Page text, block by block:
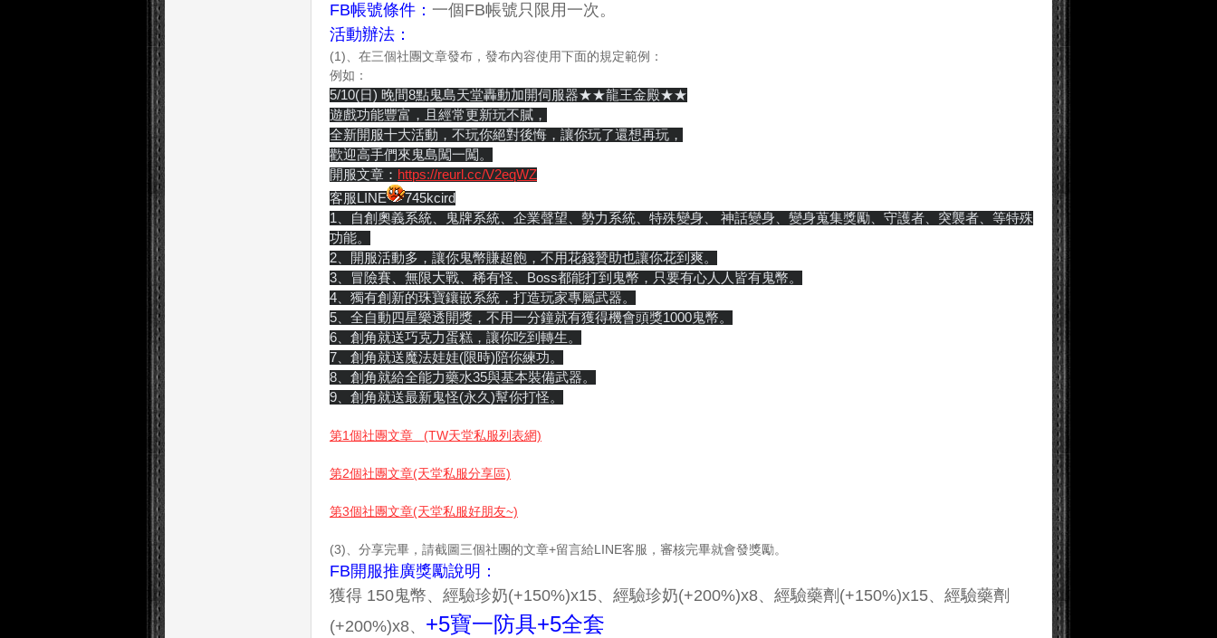
FB帳號條件： 一個FB帳號只限用一次。
活動辦法：
(1)、在三個社團文章發布，發布內容使用下面的規定範例：
例如：
5/10(日) 晚間8點鬼島天堂轟動加開伺服器★★龍王金殿★★
遊戲功能豐富，且經常更新玩不膩，
全新開服十大活動，不玩你絕對後悔，讓你玩了還想再玩，
歡迎高手們來鬼島闖一闖。
開服文章： https://reurl.cc/V2eqWZ
客服LINE
745kcird
1、自創奧義系統、鬼牌系統、企業聲望、勢力系統、特殊變身、 神話變身、變身蒐集獎勵、守護者、突襲者、等特殊
功能。
2、開服活動多，讓你鬼幣賺超飽，不用花錢贊助也讓你花到爽。
3、冒險賽、無限大戰、稀有怪、Boss都能打到鬼幣，只要有心人人皆有鬼幣。
4、獨有創新的珠寶鑲嵌系統，打造玩家專屬武器。
5、全自動四星樂透開獎，不用一分鐘就有獲得機會頭獎1000鬼幣。
6、創角就送巧克力蛋糕，讓你吃到轉生。
7、創角就送魔法娃娃(限時)陪你練功。
8、創角就給全能力藥水35與基本裝備武器。
9、創角就送最新鬼怪(永久)幫你打怪。
第1個社團文章 (TW天堂私服列表網)
第2個社團文章(天堂私服分享區)
第3個社團文章(天堂私服好朋友~)
(3)、分享完畢，請截圖三個社團的文章+留言給LINE客服，審核完畢就會發獎勵。
FB開服推廣獎勵說明：
獲得 150鬼幣、經驗珍奶(+150%)x15、經驗珍奶(+200%)x8、經驗藥劑(+150%)x15、經驗藥劑
(+200%)x8、 +5寶一防具+5全套